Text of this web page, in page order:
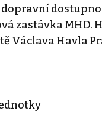
zastávka MHD.
Václava Havla